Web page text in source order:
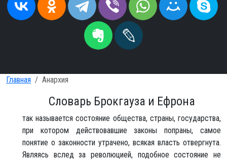
Главная Анархия
Словарь Брокгауза и Ефрона
так называется состояние общества, страны, государства,
при котором действовавшие законы попраны, самое
понятие о законности утрачено, всякая власть отвергнута.
Являясь вслед за революцией, подобное состояние не